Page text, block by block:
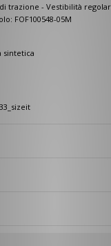
trazione - Vestibilità
FOF100548-05M
sintetica